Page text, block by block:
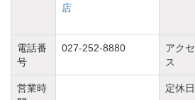
店
電話番
号
027-252-8880
アクセ
ス
営業時
定休日